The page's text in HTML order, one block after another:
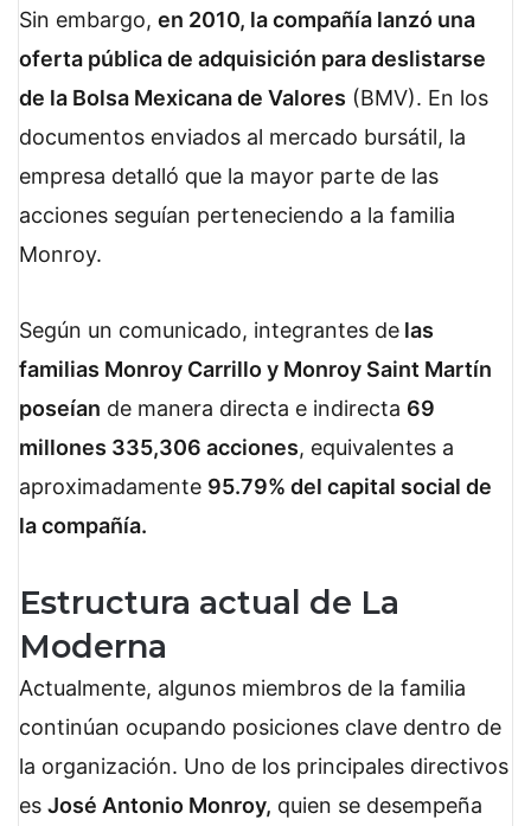
Sin embargo, en 2010, la compañía lanzó una
oferta pública de adquisición para deslistarse
de la Bolsa Mexicana de Valores (BMV). En los
documentos enviados al mercado bursátil, la
empresa detalló que la mayor parte de las
acciones seguían perteneciendo a la familia
Monroy.
Según un comunicado, integrantes de las
familias Monroy Carrillo y Monroy Saint Martín
poseían de manera directa e indirecta 69
millones 335,306 acciones, equivalentes a
aproximadamente 95.79% del capital social de
la compañía.
Estructura actual de La
Moderna
Actualmente, algunos miembros de la familia
continúan ocupando posiciones clave dentro de
la organización. Uno de los principales directivos
es José Antonio Monroy, quien se desempeña